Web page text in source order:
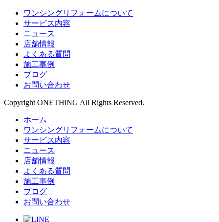
ワンシングリフォームについて
サービス内容
ニュース
店舗情報
よくある質問
施工事例
ブログ
お問い合わせ
Copyright ONETHiNG All Rights Reserved.
ホーム
ワンシングリフォームについて
サービス内容
ニュース
店舗情報
よくある質問
施工事例
ブログ
お問い合わせ